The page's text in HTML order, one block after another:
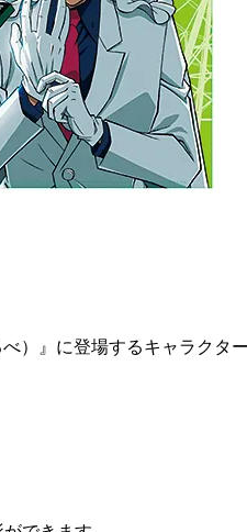
）』に登場するキャラクタ